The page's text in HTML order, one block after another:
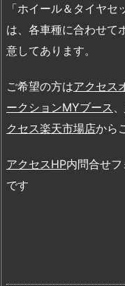
「ホイール＆タイヤ
は、各車種に合わせて
意してあります。
ご希望の方はアクセス
ークションMYブース
クセス楽天市場店から
アクセスHP内問合せ
です